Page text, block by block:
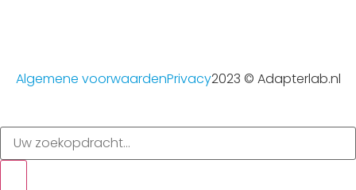
Algemene voorwaardenPrivacy2023 © Adapterlab.nl